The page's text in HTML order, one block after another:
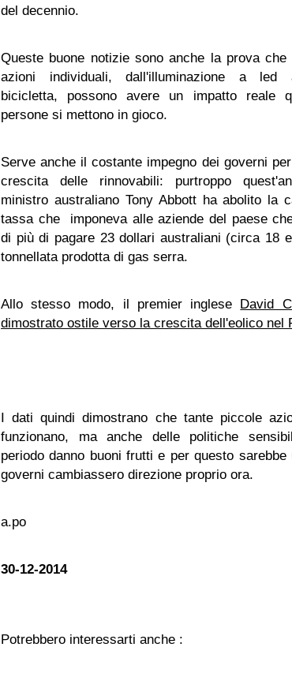
del decennio.
Queste buone notizie sono anche la prova che
azioni individuali, dall'illuminazione a led
bicicletta, possono avere un impatto reale
persone si mettono in gioco.
Serve anche il costante impegno dei governi
crescita delle rinnovabili: purtroppo
ministro australiano Tony Abbott ha abolito la
tassa che imponeva alle aziende del paese
di più di pagare 23 dollari australiani (circa 18
tonnellata prodotta di gas serra.
Allo stesso modo, il premier inglese David
dimostrato ostile verso la crescita dell'eolico nel
I dati quindi dimostrano che tante piccole
funzionano, ma anche delle politiche
periodo danno buoni frutti e per questo
governi cambiassero direzione proprio ora.
a.po
30-12-2014
Potrebbero interessarti anche :